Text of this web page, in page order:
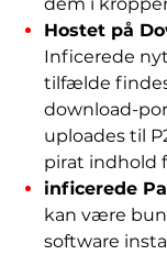
Hostet på
Inficerede
tilfælde
download-
uploades til
pirat indhold
inficerede
kan være
software